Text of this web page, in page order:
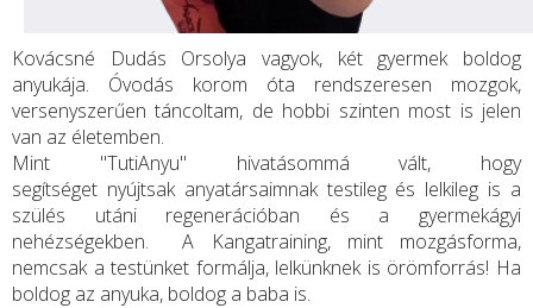
Kovácsné Dudás Orsolya vagyok, két gyermek boldog
anyukája. Óvodás korom óta rendszeresen mozgok,
versenyszerűen táncoltam, de hobbi szinten most is jelen
van az életemben.
Mint "TutiAnyu" hivatásommá vált, hogy
segítséget nyújtsak anyatársaimnak testileg és lelkileg is a
szülés utáni regenerációban és a gyermekágyi
nehézségekben. A Kangatraining, mint mozgásforma,
nemcsak a testünket formálja, lelkünknek is örömforrás! Ha
boldog az anyuka, boldog a baba is.